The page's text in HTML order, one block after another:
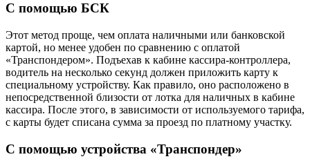
С помощью БСК
Этот метод проще, чем оплата наличными или банковской
картой, но менее удобен по сравнению с оплатой
«Транспондером». Подъехав к кабине кассира-контроллера,
водитель на несколько секунд должен приложить карту к
специальному устройству. Как правило, оно расположено в
непосредственной близости от лотка для наличных в кабине
кассира. После этого, в зависимости от используемого тарифа,
с карты будет списана сумма за проезд по платному участку.
С помощью устройства «Транспондер»